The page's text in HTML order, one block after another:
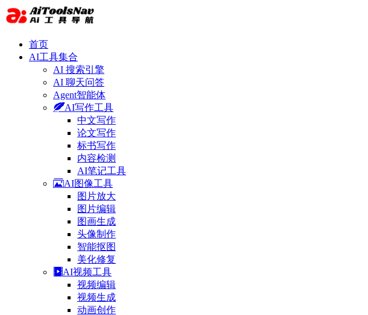
首页
AI工具集合
AI 搜索引擎
AI 聊天问答
Agent智能体
AI写作工具
中文写作
论文写作
标书写作
内容检测
AI笔记工具
AI图像工具
图片放大
图片编辑
图画生成
头像制作
智能抠图
美化修复
AI视频工具
视频编辑
视频生成
动画创作